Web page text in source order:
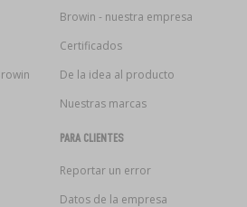
Browin - nuestra empresa
Certificados
De la idea al producto
Nuestras marcas
PARA CLIENTES
Reportar un error
Datos de la empresa